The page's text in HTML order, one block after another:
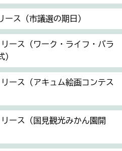
ース（市議選の期日）
ース（ワーク・ライフ・バラ
ース（アキュム絵画コンテス
ース（国見観光みかん園開